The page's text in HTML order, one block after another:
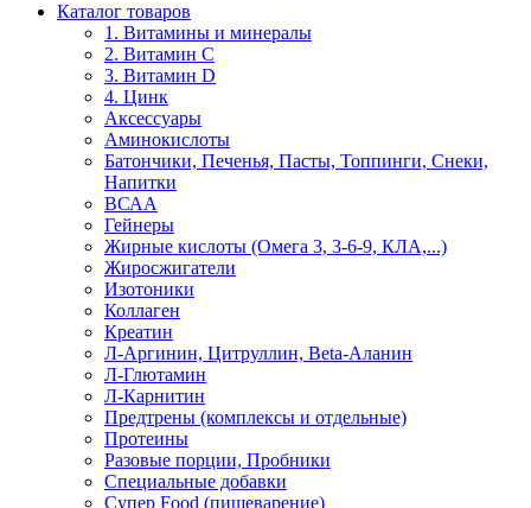
Каталог товаров
1. Витамины и минералы
2. Витамин С
3. Витамин D
4. Цинк
Аксессуары
Аминокислоты
Батончики, Печенья, Пасты, Топпинги, Снеки,
Напитки
ВСАА
Гейнеры
Жирные кислоты (Омега 3, 3-6-9, КЛА,...)
Жиросжигатели
Изотоники
Коллаген
Креатин
Л-Аргинин, Цитруллин, Beta-Аланин
Л-Глютамин
Л-Карнитин
Предтрены (комплексы и отдельные)
Протеины
Разовые порции, Пробники
Специальные добавки
Супер Food (пищеварение)